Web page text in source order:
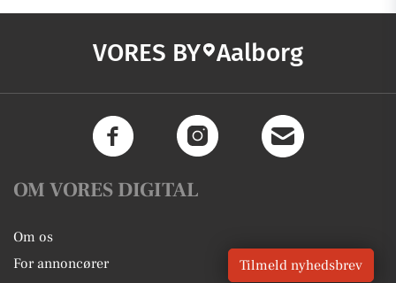
VORES BY Aalborg
OM VORES DIGITAL
Om os
For annoncører
Tilmeld nyhedsbrev